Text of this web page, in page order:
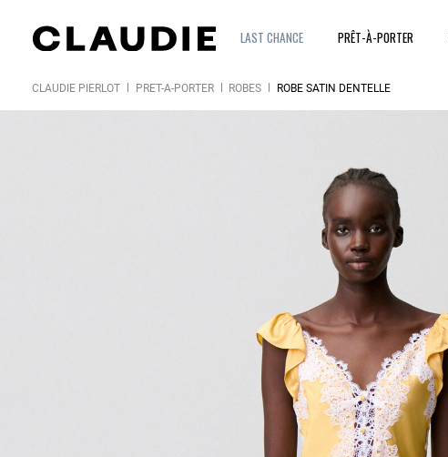
LAST CHANCE PRÊT-À-PORTER
CLAUDIE PIERLOT PRÊT-À-PORTER ROBES ROBE SATIN DENTELLE